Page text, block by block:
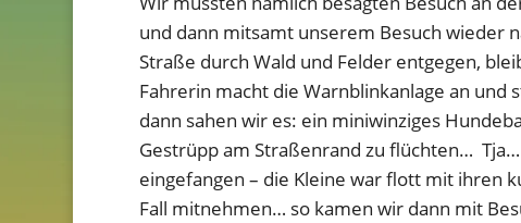
und dann mitsamt unserem Besuch wieder
Straße durch Wald und Felder entgegen,
Fahrerin macht die Warnblinkanlage an und
dann sahen wir es: ein miniwinziges
Gestrüpp am Straßenrand zu flüchten…
eingefangen – die Kleine war flott mit ihren
Fall mitnehmen… so kamen wir dann mit